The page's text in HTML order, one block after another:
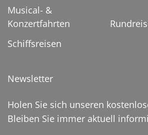
Musical- &
Konzertfahrten
Schiffsreisen
Newsletter
Holen Sie sich unseren
Bleiben Sie immer aktuell